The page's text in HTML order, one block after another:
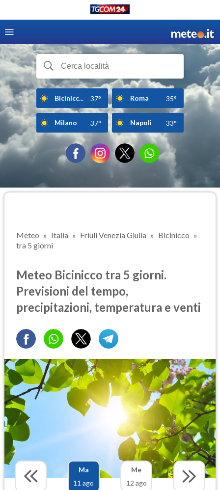
Bicinicc... 37° Roma 35°
Milano 37° Napoli 33°
Meteo Italia Friuli Venezia Giulia
Bicinicco
tra 5 giorni
Meteo Bicinicco tra 5 giorni.
Previsioni del tempo,
precipitazioni, temperatura e venti
Ma
11 ago
Me
12 ago